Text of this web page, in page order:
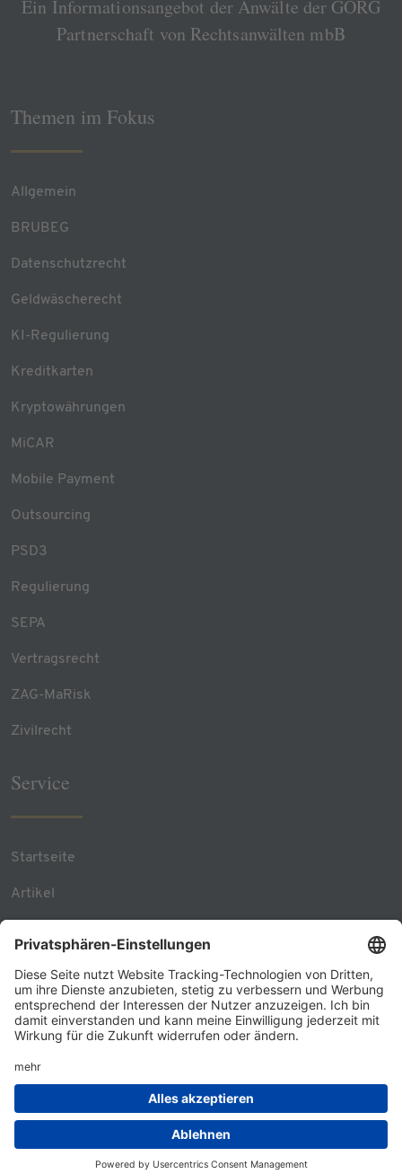
Ein Informationsangebot der Anwälte der GÖRG
Partnerschaft von Rechtsanwälten mbB
Themen im Fokus
Allgemein
BRUBEG
Datenschutzrecht
Geldwäscherecht
KI-Regulierung
Kreditkarten
Kryptowährungen
MiCAR
Mobile Payment
Outsourcing
PSD3
Regulierung
SEPA
Vertragsrecht
ZAG-MaRisk
Zivilrecht
Service
Startseite
Artikel
Kontakt
© 2026 - GÖRG
Datenschutz
Impressum